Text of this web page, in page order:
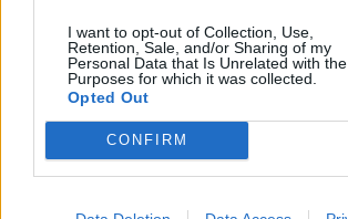
I want to opt-out of Collection, Use,
Retention, Sale, and/or Sharing of my
Personal Data that Is Unrelated with the
Purposes for which it was collected.
Opted Out
CONFIRM
Pickimi nga gjarpri, si të
veproni menjëherë dhe
cilat gabime duhet të
shmangni